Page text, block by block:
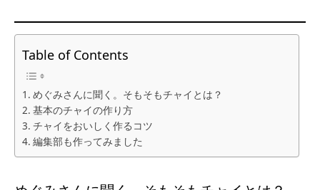
Table of Contents
めぐみさんに聞く。そもそもチャイとは？
基本のチャイの作り方
チャイをおいしく作るコツ
編集部も作ってみました